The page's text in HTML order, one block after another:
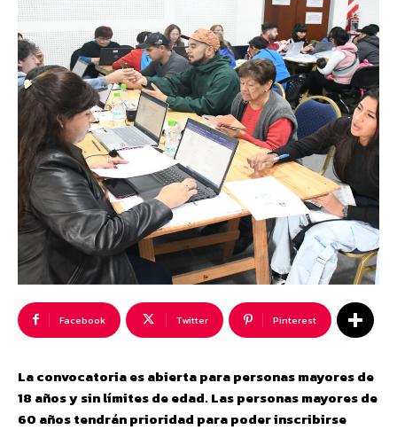
Facebook Twitter Pinterest
La convocatoria es abierta para personas mayores de
18 años y sin límites de edad. Las personas mayores de
60 años tendrán prioridad para poder inscribirse